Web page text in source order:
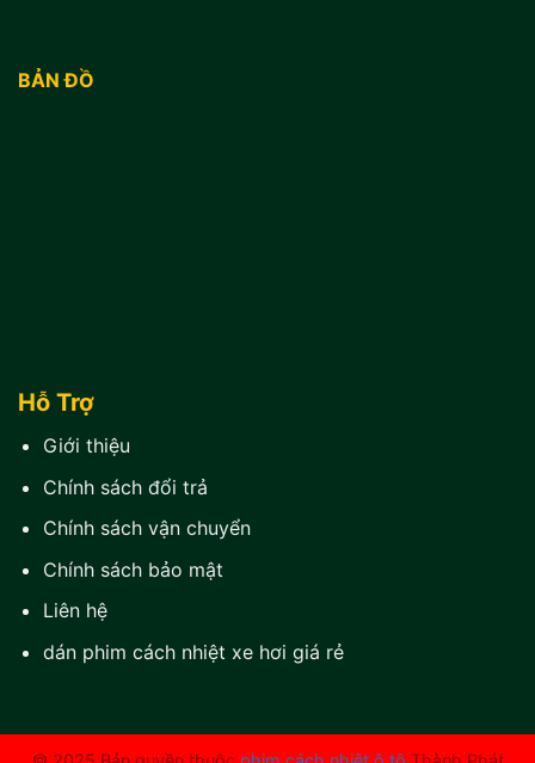
BẢN ĐỒ
Hỗ Trợ
Giới thiệu
Chính sách đổi trả
Chính sách vận chuyển
Chính sách bảo mật
Liên hệ
dán phim cách nhiệt xe hơi giá rẻ